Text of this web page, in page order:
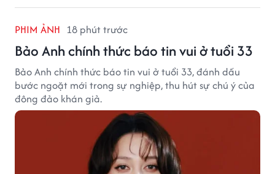
PHIM ẢNH 18 phút trước
Bảo Anh chính thức báo tin vui ở tuổi 33
Bảo Anh chính thức báo tin vui ở tuổi 33, đánh dấu
bước ngoặt mới trong sự nghiệp, thu hút sự chú ý của
đông đảo khán giả.